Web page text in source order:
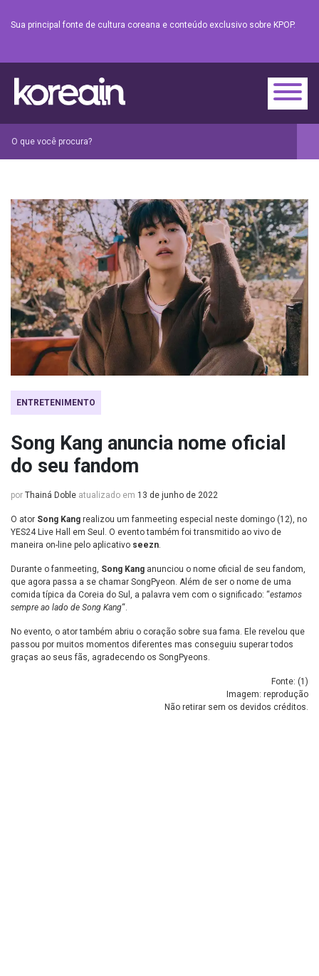
Sua principal fonte de cultura coreana e conteúdo exclusivo sobre KPOP.
ENTRETENIMENTO
Song Kang anuncia nome oficial
do seu fandom
por Thainá Doble atualizado em 13 de junho de 2022
O ator Song Kang realizou um fanmeeting especial neste domingo (12), no
YES24 Live Hall em Seul. O evento também foi transmitido ao vivo de
maneira on-line pelo aplicativo seezn.
Durante o fanmeeting, Song Kang anunciou o nome oficial de seu fandom,
que agora passa a se chamar SongPyeon. Além de ser o nome de uma
comida típica da Coreia do Sul, a palavra vem com o significado: “estamos
sempre ao lado de Song Kang“.
No evento, o ator também abriu o coração sobre sua fama. Ele revelou que
passou por muitos momentos diferentes mas conseguiu superar todos
graças ao seus fãs, agradecendo os SongPyeons.
Fonte: (1 )
Imagem: reprodução
Não retirar sem os devidos créditos.